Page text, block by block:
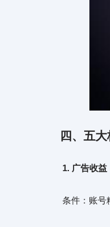
四、 五大
1. 广告收
条件：账号